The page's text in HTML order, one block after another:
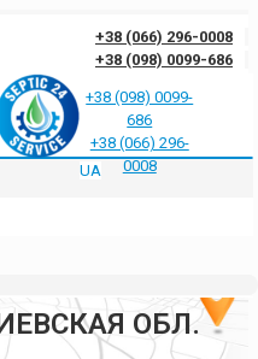
+38 (066) 296-0008
+38 (098) 0099-686
запитання Блог
Контакти
+38 (098) 0099-
686
+38 (066) 296-
0008
UA
ОБЛ.